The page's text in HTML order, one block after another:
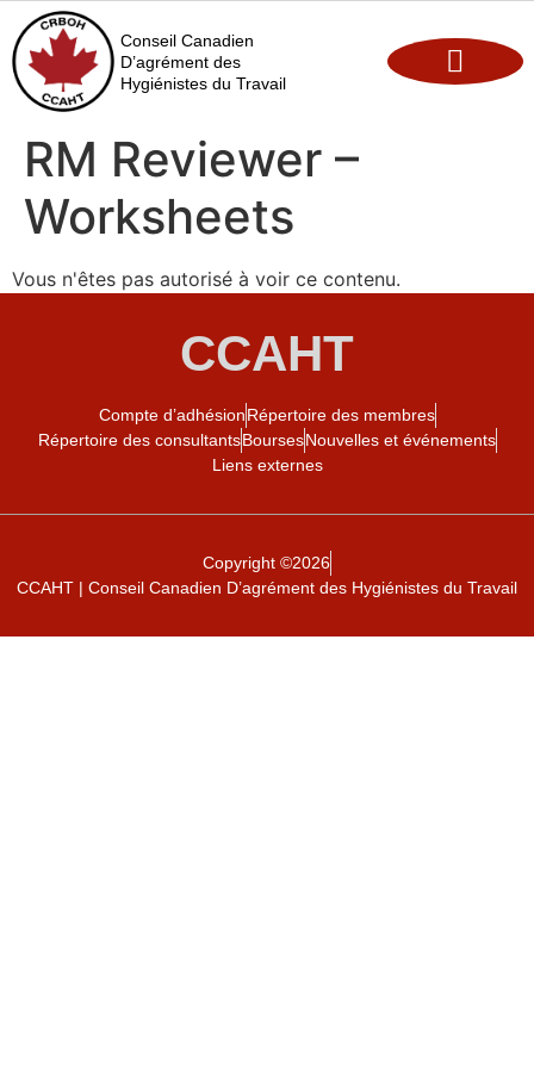
Conseil Canadien
D’agrément des
Hygiénistes du Travail
RM Reviewer –
Worksheets
Vous n'êtes pas autorisé à voir ce contenu.
CCAHT
Compte d’adhésionRépertoire des membres
Répertoire des consultantsBoursesNouvelles et événements
Liens externes
Copyright ©2026
CCAHT | Conseil Canadien D’agrément des Hygiénistes du Travail